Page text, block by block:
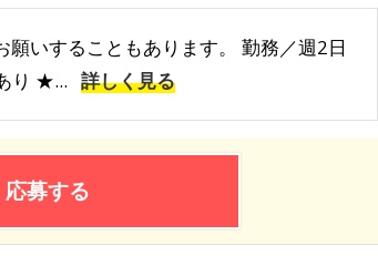
いすることもあります。 勤務／週2日
り ★... 詳しく見る
応募する